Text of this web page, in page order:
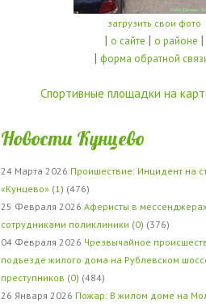
загрузить свои фото
| о сайте | о районе |
| форма обратной
Спортивные площадки на
Новости Кунцево
24 Марта 2026 Проишествие: Инцидент на
«Кунцево» (1 ) (476)
25 Февраля 2026 Аферисты в
сотрудниками поликлиники (0) (376)
04 Февраля 2026 Чрезвычайное
подъезде жилого дома на Рублевском
преступников (0) (484)
26 Января 2026 Пожар: В жилом доме на